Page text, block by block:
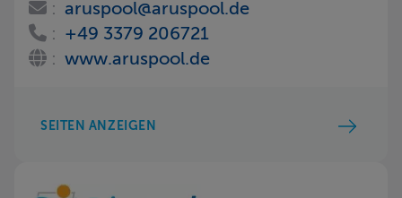
: aruspool@aruspool.de
: +49 3379 206721
: www.aruspool.de
SEITEN ANZEIGEN